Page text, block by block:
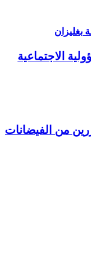
بغليزان
الاجتماعية
من الفيضانات